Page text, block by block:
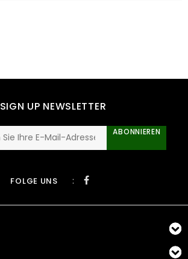
SIGN UP NEWSLETTER
ABONNIEREN
FOLGE UNS :